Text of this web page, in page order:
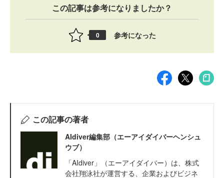
この記事は参考になりましたか？
0 参考になった
この記事の著者
AIdiver編集部（エーアイダイバーヘンシュ
ウブ）
「AIdiver」（エーアイダイバー）は、株式
会社翔泳社が運営する、企業およびビジネ